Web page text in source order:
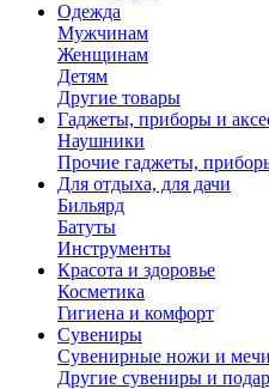
Одежда
Мужчинам
Женщинам
Детям
Другие товары
Гаджеты, приборы и
Наушники
Прочие гаджеты,
Для отдыха, для дачи
Бильярд
Батуты
Инструменты
Красота и здоровье
Косметика
Гигиена и комфорт
Сувениры
Сувенирные ножи и мечи
Другие сувениры и